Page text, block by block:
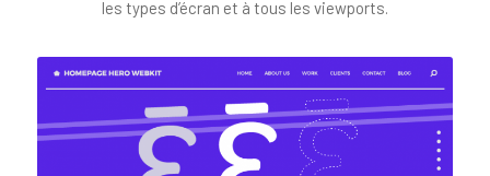
les types d’écran et à tous les viewports.